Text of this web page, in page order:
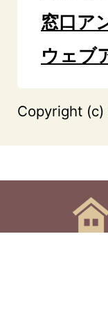
窓口ア
ウェブ
Copyright